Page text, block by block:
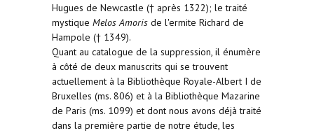
Hugues de Newcastle († après 1322); le traité
mystique Melos Amoris de l'ermite Richard de
Hampole († 1349).
Quant au catalogue de la suppression, il énumère
à côté de deux manuscrits qui se trouvent
actuellement à la Bibliothèque Royale-Albert I de
Bruxelles (ms. 806) et à la Bibliothèque Mazarine
de Paris (ms. 1099) et dont nous avons déjà traité
dans la première partie de notre étude, les